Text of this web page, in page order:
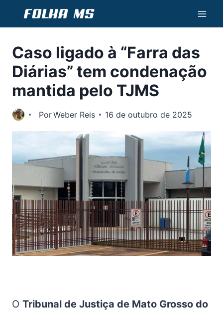
Conteúdo
Caso ligado à “Farra das
Diárias” tem condenação
mantida pelo TJMS
PorWeber Reis 16 de outubro de 2025
O Tribunal de Justiça de Mato Grosso do